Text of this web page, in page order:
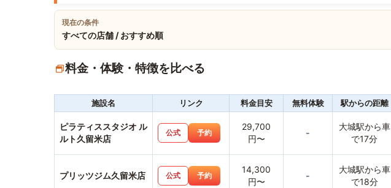
現在の条件
すべての店舗 / おすすめ順
料金・体験・特徴を比べる
施設名 リンク 料金目安 無料体験 駅からの距離
ピラティススタジオ ル
ルト久留米店
公式 予約
29,700
円〜
-
大城駅から車
で17分
プリッツジム久留米店 公式 予約
14,300
円〜
-
大城駅から車
で18分